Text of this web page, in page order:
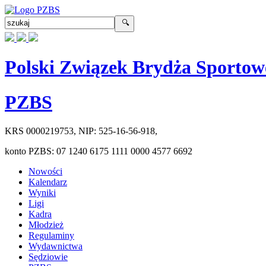
Polski Związek Brydża
PZBS
KRS 0000219753, NIP: 525-16-56-918,
konto PZBS: 07 1240 6175 1111 0000 4577 6692
Nowości
Kalendarz
Wyniki
Ligi
Kadra
Młodzież
Regulaminy
Wydawnictwa
Sędziowie